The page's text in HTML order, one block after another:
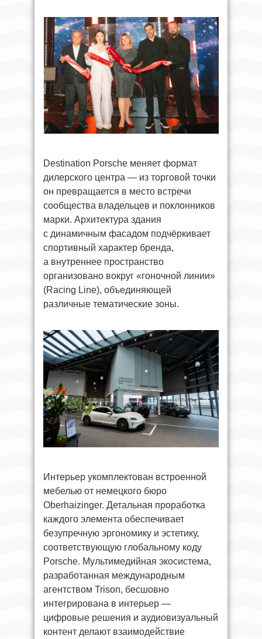
Destination Porsche меняет формат
дилерского центра — из торговой точки
он превращается в место встречи
сообщества владельцев и поклонников
марки. Архитектура здания
с динамичным фасадом подчёркивает
спортивный характер бренда,
а внутреннее пространство
организовано вокруг «гоночной линии»
(Racing Line), объединяющей
различные тематические зоны.
Интерьер укомплектован встроенной
мебелью от немецкого бюро
Oberhaizinger. Детальная проработка
каждого элемента обеспечивает
безупречную эргономику и эстетику,
соответствующую глобальному коду
Porsche. Мультимедийная экосистема,
разработанная международным
агентством Trison, бесшовно
интегрирована в интерьер —
цифровые решения и аудиовизуальный
контент делают взаимодействие